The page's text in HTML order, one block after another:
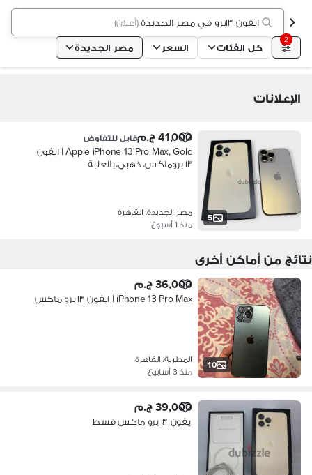
ايفون ١٣برو في مصر الجديدة (أعلان)
2
كل الفئات السعر مصر الجديدة
الإعلانات
5
41,000 ج.م قابل للتفاوض
Apple iPhone 13 Pro Max, Gold | ايفون
١٣ بروماكس، ذهبي، بالعلبة
مصر الجديدة، القاهرة
منذ 1 أسبوع
نتائج من أماكن أخرى
10
36,000 ج.م
iPhone 13 Pro Max | ايفون ١٣ برو ماكس
المطرية، القاهرة
منذ 3 أسابيع
39,000 ج.م
ايفون ١٣ برو ماكس قسط